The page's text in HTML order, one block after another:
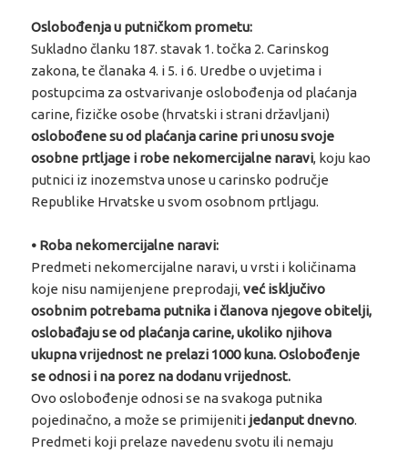
Oslobođenja u putničkom prometu:
Sukladno članku 187. stavak 1. točka 2. Carinskog
zakona, te članaka 4. i 5. i 6. Uredbe o uvjetima i
postupcima za ostvarivanje oslobođenja od plaćanja
carine, fizičke osobe (hrvatski i strani državljani)
oslobođene su od plaćanja carine pri unosu svoje
osobne prtljage i robe nekomercijalne naravi, koju kao
putnici iz inozemstva unose u carinsko područje
Republike Hrvatske u svom osobnom prtljagu.
• Roba nekomercijalne naravi:
Predmeti nekomercijalne naravi, u vrsti i količinama
koje nisu namijenjene preprodaji,već isključivo
osobnim potrebama putnika i članova njegove obitelji,
oslobađaju se od plaćanja carine, ukoliko njihova
ukupna vrijednost ne prelazi 1000 kuna. Oslobođenje
se odnosi i na porez na dodanu vrijednost.
Ovo oslobođenje odnosi se na svakoga putnika
pojedinačno, a može se primijeniti jedanput dnevno.
Predmeti koji prelaze navedenu svotu ili nemaju